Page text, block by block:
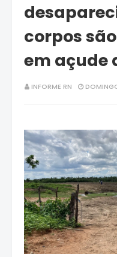
corpos
em açude
INFORME RN